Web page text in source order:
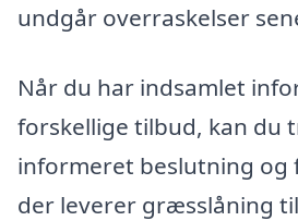
undgår overraskelser
Når du har indsamlet
forskellige tilbud, kan du
informeret beslutning og
der leverer græsslåning